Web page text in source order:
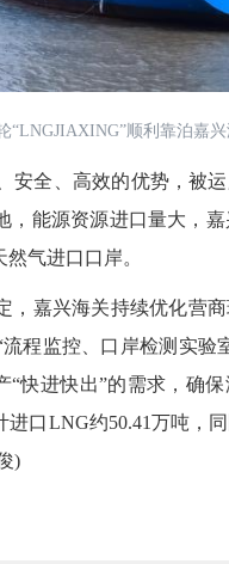
“LNGJIAXING”顺利靠泊嘉
全、高效的优势，被运
，能源资源进口量大，
气进口口岸。
嘉兴海关持续优化营商
程监控、口岸检测实验
“快进快出”的需求，确
口LNG约50.41万吨，
)